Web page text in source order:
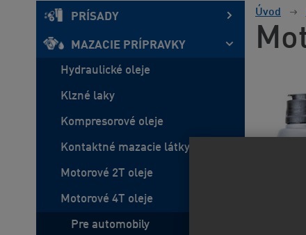
PRÍSADY
MAZACIE PRÍPRAVKY
Hydraulické oleje
Klzné laky
Kompresorové oleje
Kontaktné mazacie látky
Motorové 2T oleje
Motorové 4T oleje
Pre automobily
Úvod